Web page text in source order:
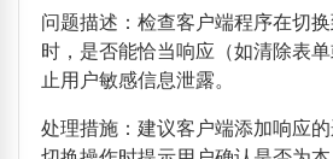
问题描述：检查客户端程序在切
时，是否能恰当响应（如清除表
止用户敏感信息泄露。
处理措施：建议客户端添加响应